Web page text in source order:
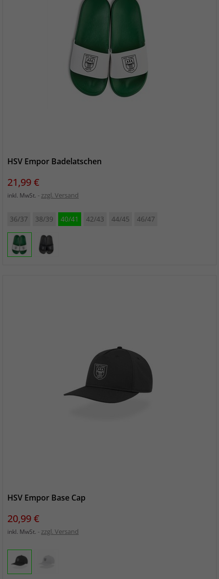
HSV Empor Badelatschen
Preis
21,99 €
inkl. MwSt. zzgl. Versand
36/37 38/39 40/41 42/43 44/45 46/47
HSV Empor Base Cap
Preis
20,99 €
inkl. MwSt. zzgl. Versand